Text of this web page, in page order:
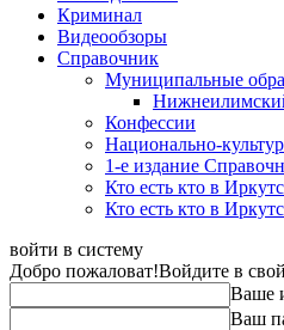
Криминал
Видеообзоры
Справочник
Муниципальные
Конфессии
Национально-
1-е издание
Кто есть кто в
Кто есть кто в
войти в систему
Добро пожаловат!Войдите в
Ваше
Ваш